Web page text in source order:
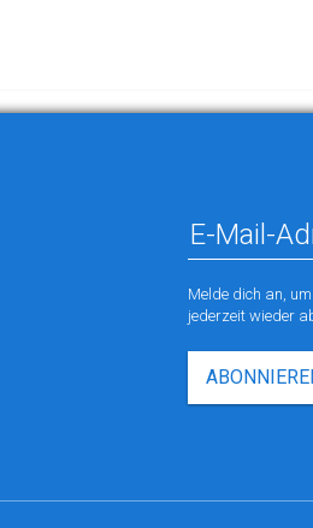
Melde dich an,
jederzeit wieder